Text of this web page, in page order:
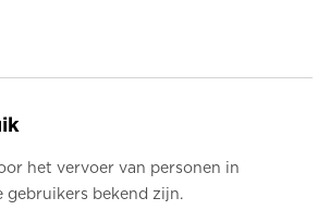
het vervoer van personen in
gebruikers bekend zijn.